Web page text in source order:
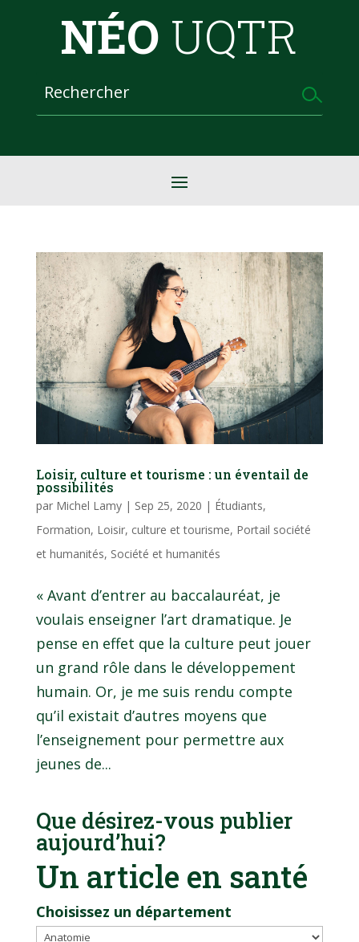
NÉO UQTR
Loisir, culture et tourisme : un éventail de
possibilités
par Michel Lamy| Sep 25, 2020 | Étudiants,
Formation, Loisir, culture et tourisme, Portail société
et humanités, Société et humanités
« Avant d’entrer au baccalauréat, je
voulais enseigner l’art dramatique. Je
pense en effet que la culture peut jouer
un grand rôle dans le développement
humain. Or, je me suis rendu compte
qu’il existait d’autres moyens que
l’enseignement pour permettre aux
jeunes de...
Que désirez-vous publier
aujourd’hui?
Un article en santé
Choisissez un département